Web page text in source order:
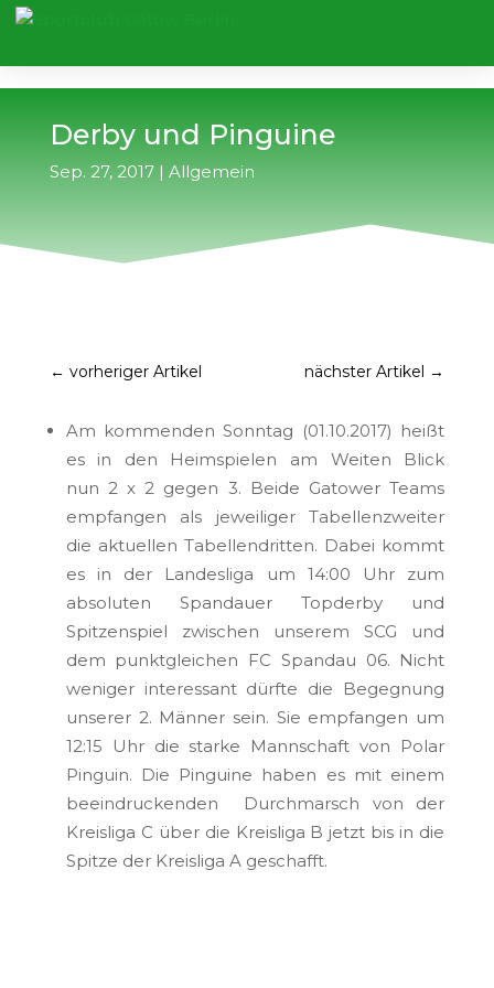
Derby und Pinguine
Sep. 27, 2017| Allgemein
← vorheriger Artikel nächster Artikel →
Am kommenden Sonntag (01.10.2017) heißt
es in den Heimspielen am Weiten Blick
nun 2 x 2 gegen 3. Beide Gatower Teams
empfangen als jeweiliger Tabellenzweiter
die aktuellen Tabellendritten. Dabei kommt
es in der Landesliga um 14:00 Uhr zum
absoluten Spandauer Topderby und
Spitzenspiel zwischen unserem SCG und
dem punktgleichen FC Spandau 06. Nicht
weniger interessant dürfte die Begegnung
unserer 2. Männer sein. Sie empfangen um
12:15 Uhr die starke Mannschaft von Polar
Pinguin. Die Pinguine haben es mit einem
beeindruckenden Durchmarsch von der
Kreisliga C über die Kreisliga B jetzt bis in die
Spitze der Kreisliga A geschafft.